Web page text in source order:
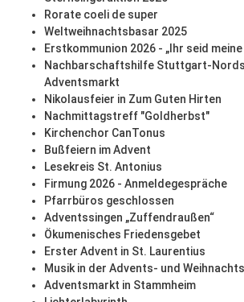
Rorate coeli de super
Weltweihnachtsbasar 2025
Erstkommunion 2026 - „Ihr seid
Nachbarschaftshilfe Stuttgart-
Adventsmarkt
Nikolausfeier in Zum Guten Hirten
Nachmittagstreff "Goldherbst"
Kirchenchor CanTonus
Bußfeiern im Advent
Lesekreis St. Antonius
Firmung 2026 - Anmeldegespräche
Pfarrbüros geschlossen
Adventssingen „Zuffendraußen“
Ökumenisches Friedensgebet
Erster Advent in St. Laurentius
Musik in der Advents- und
Adventsmarkt in Stammheim